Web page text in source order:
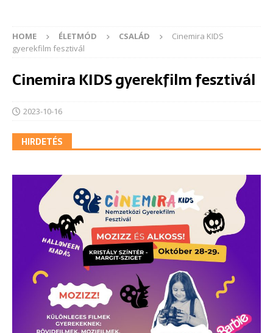
HOME ÉLETMÓD CSALÁD
Cinemira KIDS
gyerekfilm fesztivál
Cinemira KIDS gyerekfilm fesztivál
2023-10-16
HIRDETÉS